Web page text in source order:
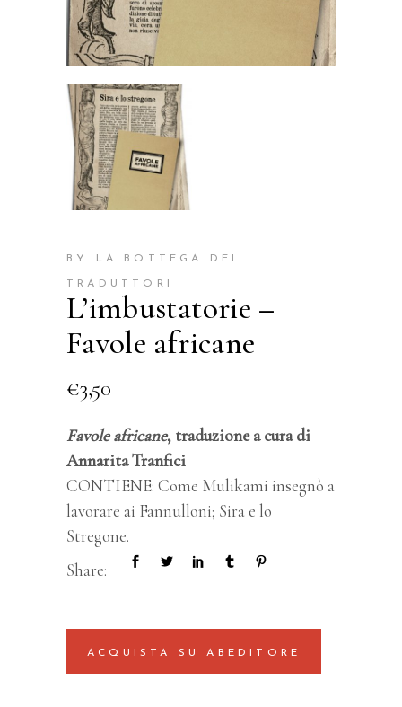
BY LA BOTTEGA DEI
TRADUTTORI
L’imbustatorie –
Favole africane
€3,50
Favole africane, traduzione a cura di
Annarita Tranfici
CONTIENE: Come Mulikami insegnò a
lavorare ai Fannulloni; Sira e lo
Stregone.
Share:
ACQUISTA SU ABEDITORE